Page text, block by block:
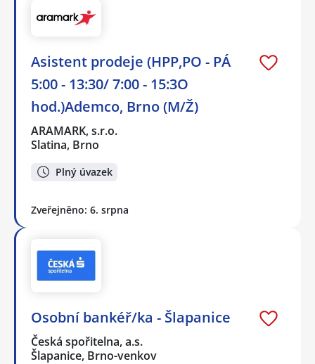
Asistent prodeje (HPP,PO - PÁ
5:00 - 13:30/ 7:00 - 15:3O
hod.)Ademco, Brno (M/Ž)
ARAMARK, s.r.o.
Slatina, Brno
Plný úvazek
Zveřejněno: 6. srpna
Osobní bankéř/ka - Šlapanice
Česká spořitelna, a.s.
Šlapanice, Brno-venkov